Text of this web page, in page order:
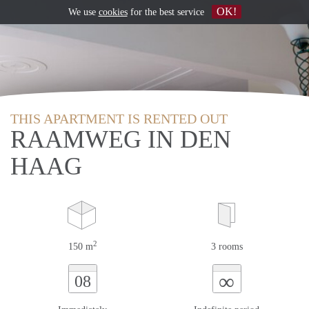
THIS APARTMENT IS RENTED OUT
RAAMWEG IN DEN
HAAG
150 m2 3 rooms
08 ∞
We use cookiesfor the best service OK!